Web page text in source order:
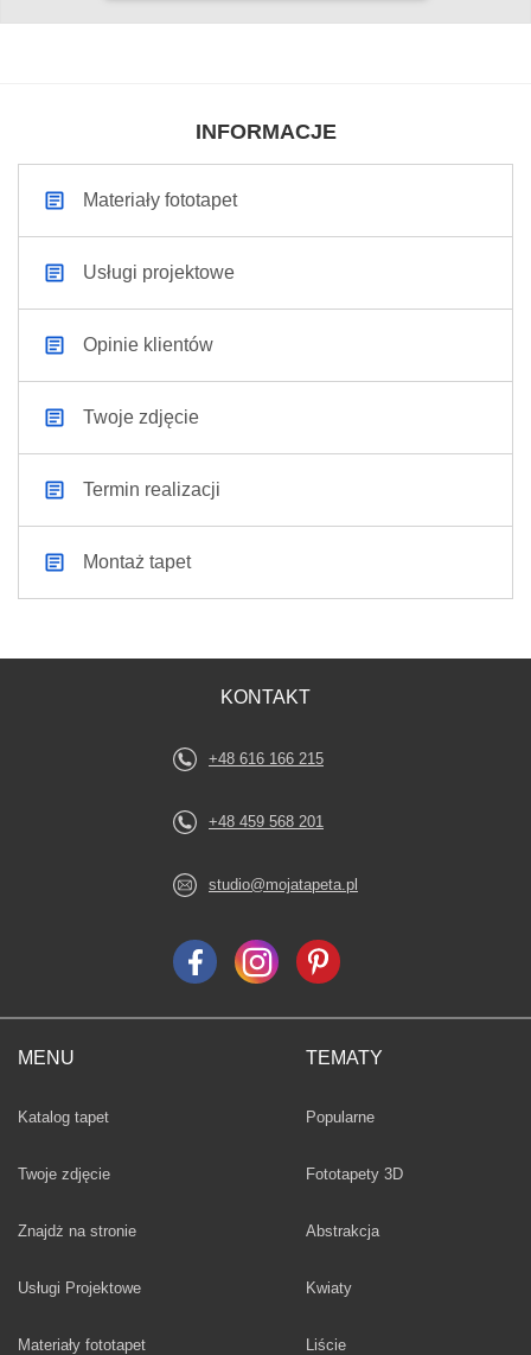
INFORMACJE
Materiały fototapet
Usługi projektowe
Opinie klientów
Twoje zdjęcie
Termin realizacji
Montaż tapet
MENU
Katalog tapet
Twoje zdjęcie
Znajdż na stronie
Usługi Projektowe
Materiały fototapet
TEMATY
Fototapety
Popularne
Fototapety 3D
Fototapety
Abstrakcja
Fototapety
Kwiaty
Fototapety
Liście
KONTAKT
+48 616 166 215
+48 459 568 201
studio@mojatapeta.pl